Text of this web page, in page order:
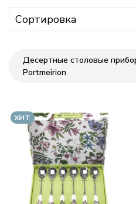
Тарелки
Lenox
американский
историей
Десертные столовые
Portmeirion
ХИТ